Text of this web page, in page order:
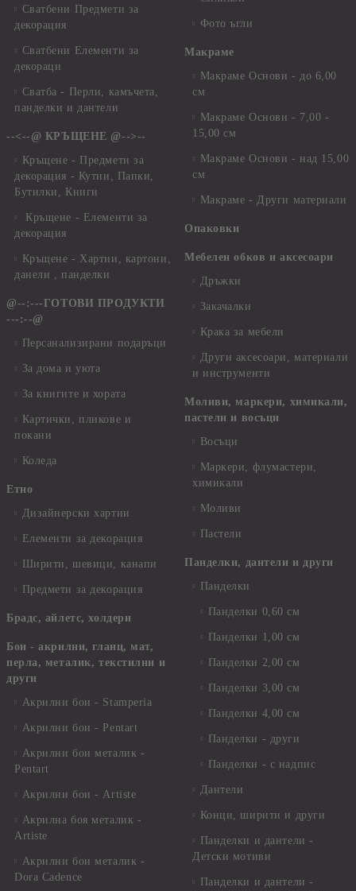
Сватбени Предмети за
декорация
Сватбени Елементи за
декораци
Сватба - Перли, камъчета,
панделки и дантели
--<--@ КРЪЩЕНЕ @-->--
Кръщене - Предмети за
декорация - Кутии, Папки,
Бутилки, Книги
Кръщене - Елементи за
декорация
Кръщене - Хартии, картони,
данели , панделки
@--:---ГОТОВИ ПРОДУКТИ
---:--@
Персанализирани подаръци
За дома и уюта
За книгите и хората
Картички, пликове и
покани
Коледа
Етно
Дизайнерски хартии
Елементи за декорация
Ширити, шевици, канапи
Предмети за декорация
Брадс, айлетс, холдери
Бои - акрилни, гланц, мат,
перла, металик, текстилни и
други
Акрилни бои - Stamperia
Акрилни бои - Pentart
Акрилни бои металик -
Pentart
Акрилни бои - Artiste
Акрилна боя металик -
Artiste
Акрилни бои металик -
Dora Cadence
Фото ъгли
Макраме
Макраме Основи - до 6,00
см
Макраме Основи - 7,00 -
15,00 см
Макраме Основи - над 15,00
см
Макраме - Други материали
Опаковки
Мебелен обков и аксесоари
Дръжки
Закачалки
Крака за мебели
Други аксесоари, материали
и инструменти
Моливи, маркери, химикали,
пастели и восъци
Восъци
Маркери, флумастери,
химикали
Моливи
Пастели
Панделки, дантели и други
Панделки
Панделки 0,60 см
Панделки 1,00 см
Панделки 2,00 см
Панделки 3,00 см
Панделки 4,00 см
Панделки - други
Панделки - с надпис
Дантели
Конци, ширити и други
Панделки и дантели -
Детски мотиви
Панделки и дантели -